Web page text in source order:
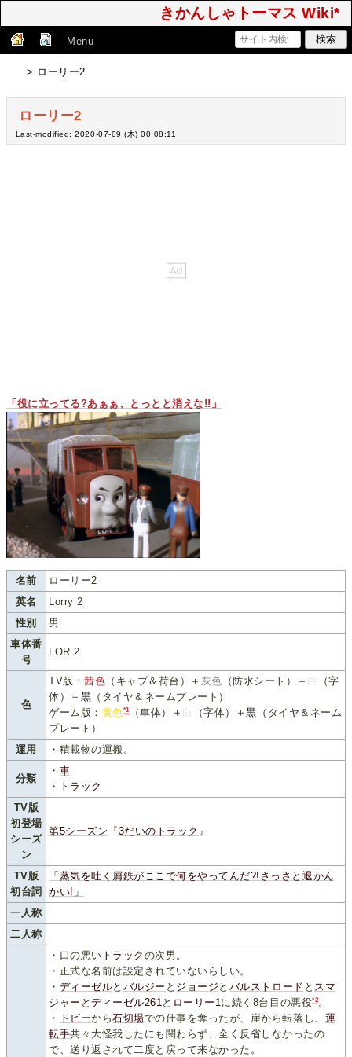
きかんしゃトーマス Wiki*
Menu
> ローリー2
ローリー2
Last-modified: 2020-07-09 (木) 00:08:11
「役に立ってる?あぁぁ、とっとと消えな!!」
名前
ローリー2
英名
Lorry 2
性別
男
車体番
号
LOR 2
色
TV版：茜色 （キャブ＆荷台）＋ 灰色 （防水シート）＋ 白
（字
体）＋ 黒 （タイヤ＆ネームプレート）
ゲーム版： 黄色*1（車体）＋ 白 （字体）＋黒 （タイヤ＆ネーム
プレート）
運用
・積載物の運搬。
分類
・ 車
・
トラック
TV版
初登場
シーズ
ン
第5シーズン 『3だいのトラック 』
TV版
初台詞
「蒸気を吐く屑鉄がここで何をやってんだ?!さっさと退かん
かい!」
一人称
二人称
・口の悪い トラック の次男。
・正式な名前は設定されていないらしい。
・ ディーゼルと バルジー と ジョージ と バルストロード と スマ
ジャー とディーゼル261と ローリー1に続く8台目の悪役*2。
・
トビーから石切場での仕事を奪ったが、崖から転落し、 運
転手共々大怪我したにも関わらず、全く反省しなかったの
で、送り返されて二度と戻って来なかった。